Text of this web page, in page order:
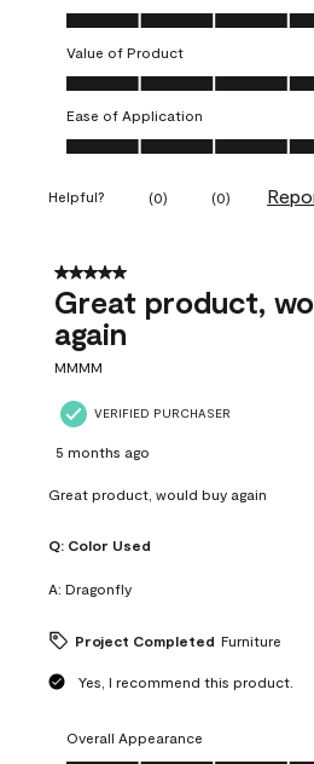
Quality of Product, 5.0 out of 5
Value of Product
Value of Product, 5.0 out of 5
Ease of Application
Ease of Application, 5.0 out of 5
Helpful? (0) (0)
5 out of 5 stars.
Great product,
again
MMMM
VERIFIED PURCHASER
5 months ago
Great product, would buy again
Q: Color Used
A: Dragonfly
Project Completed Furniture
Yes, I recommend this product.
Overall Appearance